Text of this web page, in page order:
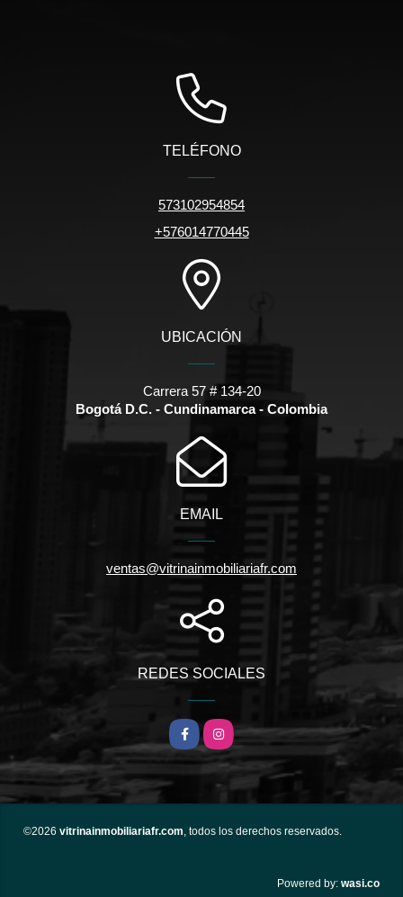
TELÉFONO
573102954854
+576014770445
UBICACIÓN
Carrera 57 # 134-20
Bogotá D.C. - Cundinamarca - Colombia
EMAIL
ventas@vitrinainmobiliariafr.com
REDES SOCIALES
FacebookInstagram
©2026 vitrinainmobiliariafr.com, todos los derechos reservados.
Powered by: wasi.co